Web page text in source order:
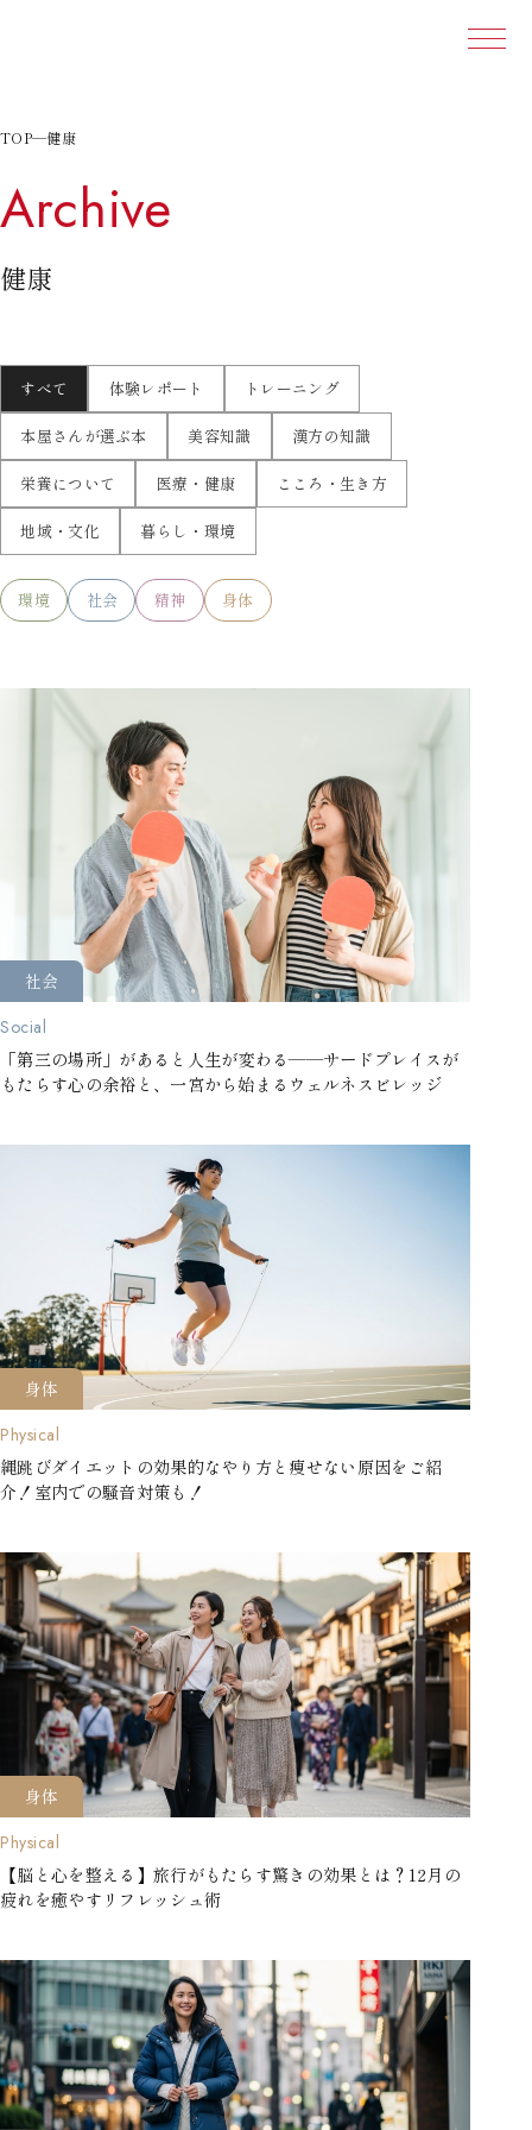
本文ま
TOP—健康
Archive
健康
すべて 体験レポート トレーニング
本屋さんが選ぶ本 美容知識 漢方の知識
栄養について 医療・健康 こころ・生き方
地域・文化 暮らし・環境
環境 社会 精神 身体
社会
Social
「第三の場所」があると人生が変わる——サードプレイスが
もたらす心の余裕と、一宮から始まるウェルネスビレッジ
身体
Physical
縄跳びダイエットの効果的なやり方と痩せない原因をご紹
介！室内での騒音対策も！
身体
Physical
【脳と心を整える】旅行がもたらす驚きの効果とは？12月の
疲れを癒やすリフレッシュ術